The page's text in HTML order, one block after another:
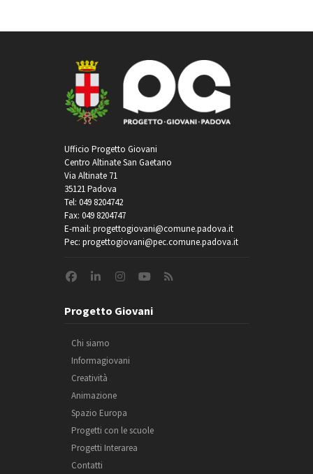
Ufficio Progetto Giovani
Centro Altinate San Gaetano
Via Altinate 71
35121 Padova
Tel: 049 8204742
Fax: 049 8204747
E-mail: progettogiovani@comune.padova.it
Pec: progettogiovani@pec.comune.padova.it
Progetto Giovani
Chi siamo
Informagiovani
Creatività
Animazione
Spazio Europa
Progetti con le scuole
Progetti Interarea
Contatti